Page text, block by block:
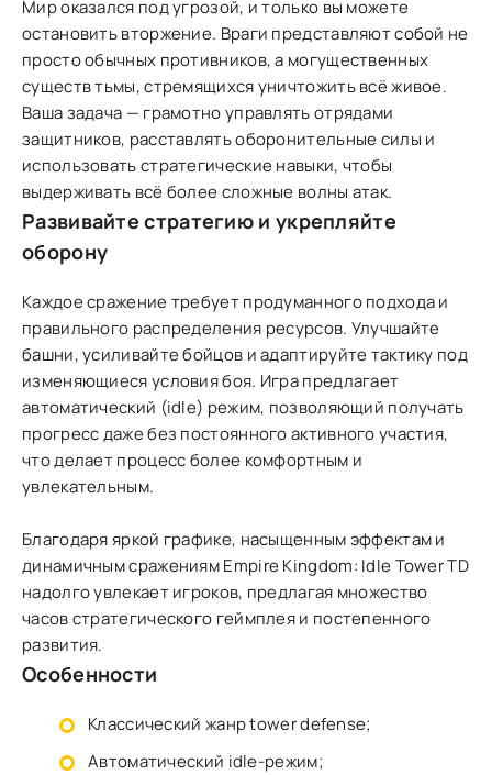
Мир оказался под угрозой, и только вы можете
остановить вторжение. Враги представляют собой не
просто обычных противников, а могущественных
существ тьмы, стремящихся уничтожить всё живое.
Ваша задача — грамотно управлять отрядами
защитников, расставлять оборонительные силы и
использовать стратегические навыки, чтобы
выдерживать всё более сложные волны атак.
Развивайте стратегию и укрепляйте
оборону
Каждое сражение требует продуманного подхода и
правильного распределения ресурсов. Улучшайте
башни, усиливайте бойцов и адаптируйте тактику под
изменяющиеся условия боя. Игра предлагает
автоматический (idle) режим, позволяющий получать
прогресс даже без постоянного активного участия,
что делает процесс более комфортным и
увлекательным.
Благодаря яркой графике, насыщенным эффектам и
динамичным сражениям Empire Kingdom: Idle Tower TD
надолго увлекает игроков, предлагая множество
часов стратегического геймплея и постепенного
развития.
Особенности
Классический жанр tower defense;
Автоматический idle-режим;